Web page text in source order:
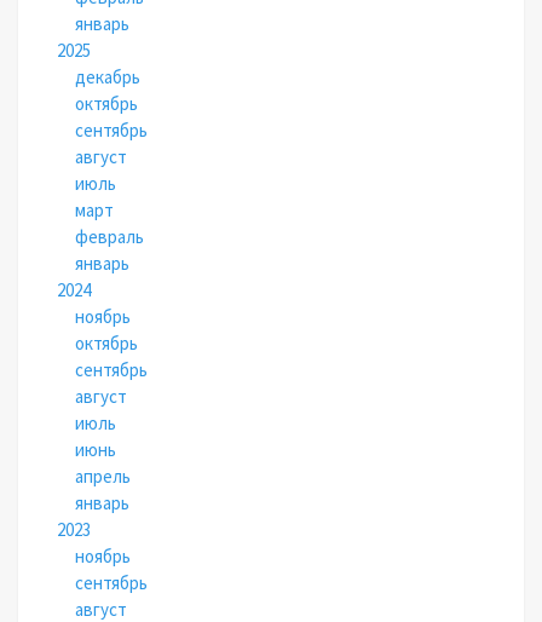
январь
2025
декабрь
октябрь
сентябрь
август
июль
март
февраль
январь
2024
ноябрь
октябрь
сентябрь
август
июль
июнь
апрель
январь
2023
ноябрь
сентябрь
август